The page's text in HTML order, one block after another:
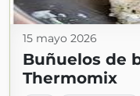
15 mayo 2026
Buñuelos de
Thermomix